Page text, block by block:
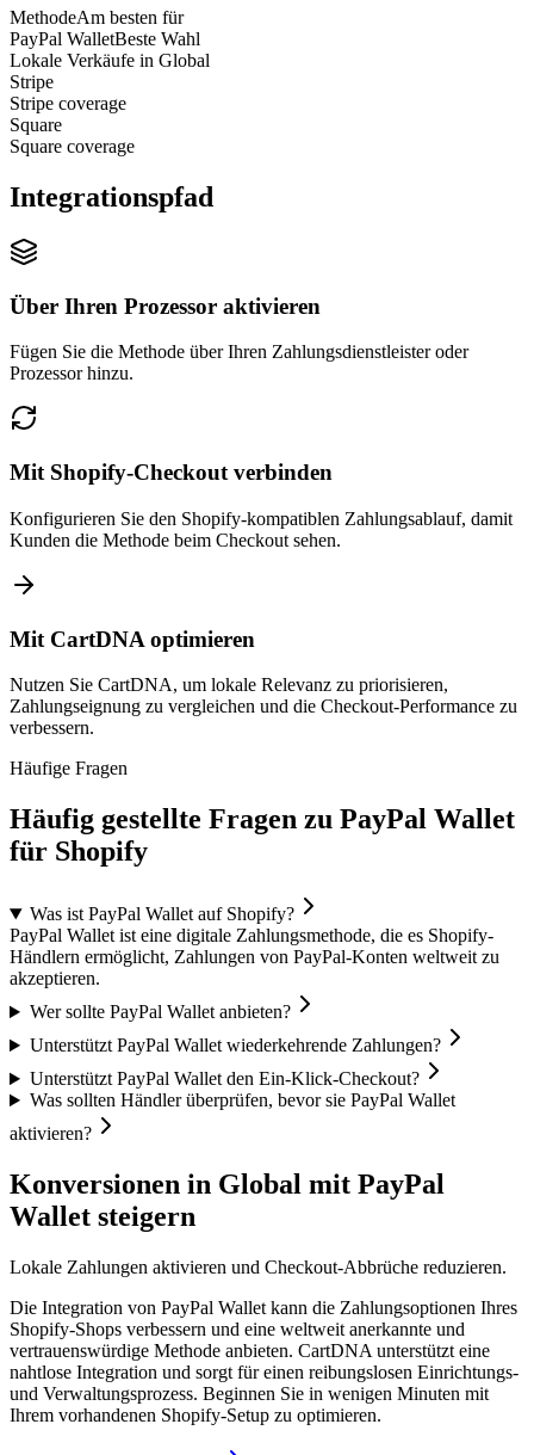
MethodeAm besten für
PayPal WalletBeste Wahl
Lokale Verkäufe in Global
Stripe
Stripe coverage
Square
Square coverage
Integrationspfad
Über Ihren Prozessor aktivieren
Fügen Sie die Methode über Ihren Zahlungsdienstleister oder
Prozessor hinzu.
Mit Shopify-Checkout verbinden
Konfigurieren Sie den Shopify-kompatiblen Zahlungsablauf, damit
Kunden die Methode beim Checkout sehen.
Mit CartDNA optimieren
Nutzen Sie CartDNA, um lokale Relevanz zu priorisieren,
Zahlungseignung zu vergleichen und die Checkout-Performance zu
verbessern.
Häufige Fragen
Häufig gestellte Fragen zu PayPal Wallet
für Shopify
Was ist PayPal Wallet auf Shopify?
PayPal Wallet ist eine digitale Zahlungsmethode, die es Shopify-
Händlern ermöglicht, Zahlungen von PayPal-Konten weltweit zu
akzeptieren.
Wer sollte PayPal Wallet anbieten?
Unterstützt PayPal Wallet wiederkehrende Zahlungen?
Unterstützt PayPal Wallet den Ein-Klick-Checkout?
Was sollten Händler überprüfen, bevor sie PayPal Wallet
aktivieren?
Konversionen in Global mit PayPal
Wallet steigern
Lokale Zahlungen aktivieren und Checkout-Abbrüche reduzieren.
Die Integration von PayPal Wallet kann die Zahlungsoptionen Ihres
Shopify-Shops verbessern und eine weltweit anerkannte und
vertrauenswürdige Methode anbieten. CartDNA unterstützt eine
nahtlose Integration und sorgt für einen reibungslosen Einrichtungs-
und Verwaltungsprozess. Beginnen Sie in wenigen Minuten mit
Ihrem vorhandenen Shopify-Setup zu optimieren.